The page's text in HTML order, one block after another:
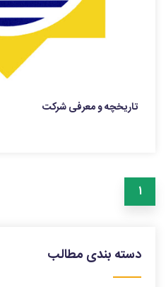
تاریخچه و معرفی شرکت
1
دسته بندی مطالب